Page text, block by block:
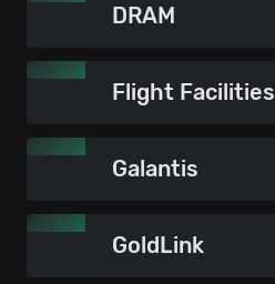
DRAM
Flight Facilities
Galantis
GoldLink